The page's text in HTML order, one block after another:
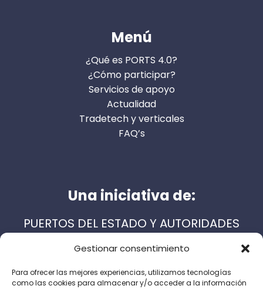
Gestionar consentimiento
Para ofrecer las mejores experiencias, utilizamos tecnologías
como las cookies para almacenar y/o acceder a la información
Menú
¿Qué es PORTS 4.0?
¿Cómo participar?
Servicios de apoyo
Actualidad
Tradetech y verticales
FAQ’s
Una iniciativa de:
PUERTOS DEL ESTADO Y AUTORIDADES
PORTUARIAS ESPAÑOLAS